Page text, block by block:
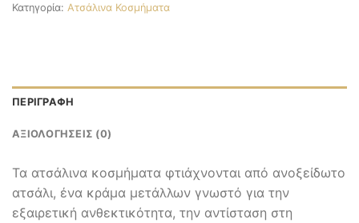
Κατηγορία: Ατσάλινα Κοσμήματα
ΠΕΡΙΓΡΑΦΉ
ΑΞΙΟΛΟΓΉΣΕΙΣ (0)
Τα ατσάλινα κοσμήματα φτιάχνονται από ανοξείδωτο
ατσάλι, ένα κράμα μετάλλων γνωστό για την
εξαιρετική ανθεκτικότητα, την αντίσταση στη